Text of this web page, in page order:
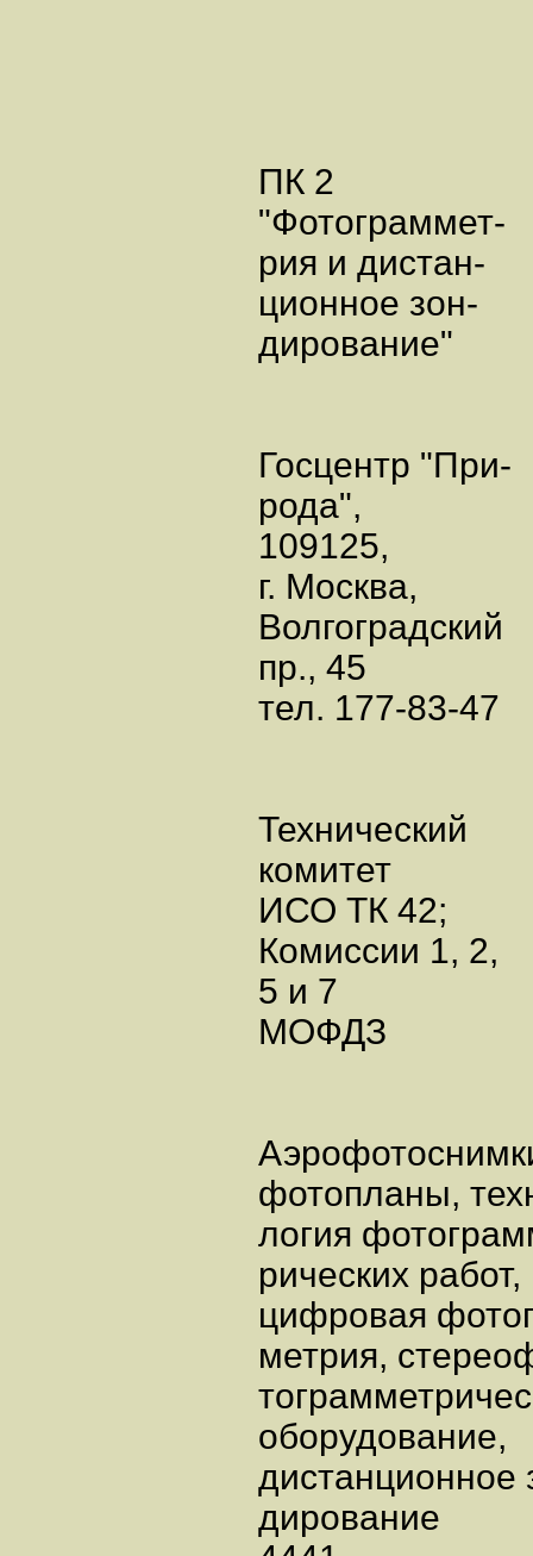
ПК 2
"Фотограммет-
рия и дистан-
ционное зон-
дирование"
Госцентр "При-
рода",
109125,
г. Москва,
Волгоградский
пр., 45
тел. 177-83-47
Технический
комитет
ИСО ТК 42;
Комиссии 1, 2,
5 и 7
МОФДЗ
фотопланы,
логия
рических
цифровая
метрия,
дистанционное
дирование